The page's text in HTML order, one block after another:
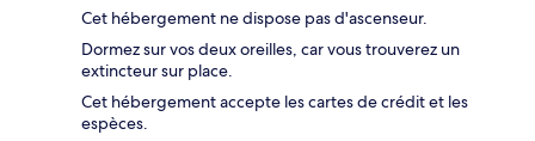
Cet hébergement ne dispose pas d'ascenseur.
Dormez sur vos deux oreilles, car vous trouverez un
extincteur sur place.
Cet hébergement accepte les cartes de crédit et les
espèces.